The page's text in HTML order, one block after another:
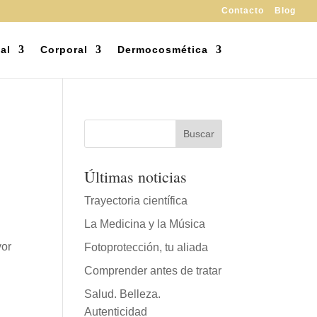
Contacto Blog
Corporal Dermocosmética
Últimas noticias
Trayectoria científica
La Medicina y la Música
Fotoprotección, tu aliada
Comprender antes de tratar
Salud. Belleza.
Autenticidad